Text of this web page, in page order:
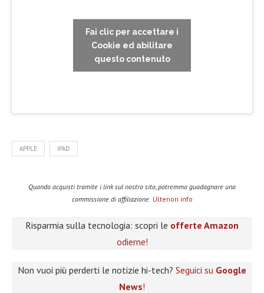
Fai clic per accettare i
Cookie ed abilitare
questo contenuto
APPLE IPAD
Quando acquisti tramite i link sul nostro sito, potremmo guadagnare una
commissione di affiliazione. Ulteriori info
Risparmia sulla tecnologia: scopri le offerte Amazon
odierne!
Non vuoi più perderti le notizie hi-tech? Seguici su Google
News!